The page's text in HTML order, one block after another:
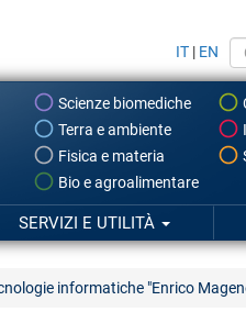
IT | EN
Scienze biomediche
Terra e ambiente
Fisica e materia
Bio e agroalimentare
SERVIZI E UTILITÀ
informatiche "Enrico